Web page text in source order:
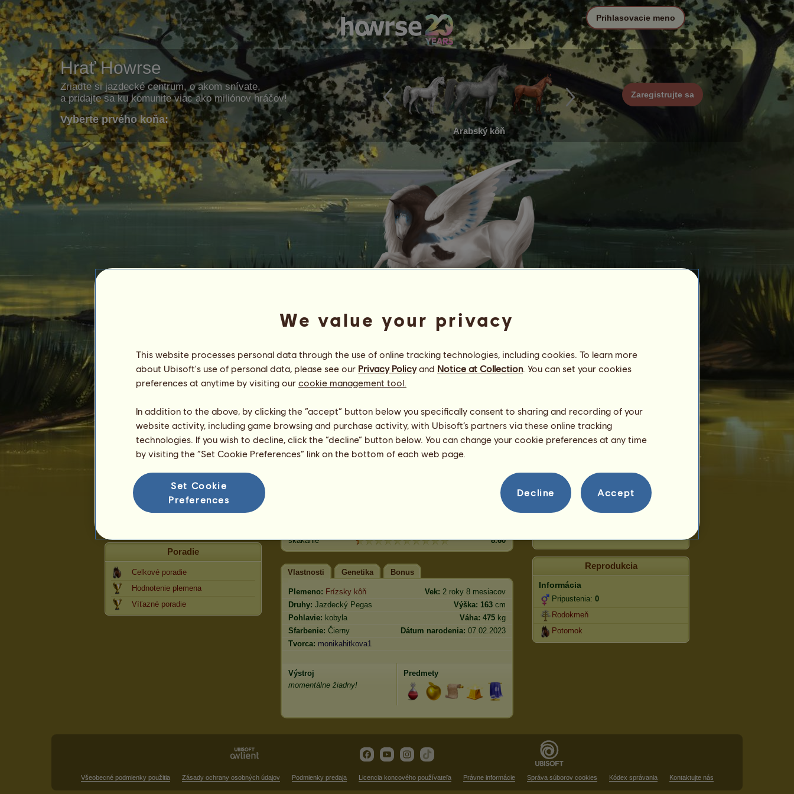
Hrať Howrse
Zriaďte si jazdecké centrum, o akom snívate,
a pridajte sa ku komunite viac ako miliónov hráčov!
Vyberte prvého koňa:
Arabský kôň
Zaregistrujte sa
Prihlasovacie meno
monikahitkova1
Aktívne dni :2143 dní
Celkové poradie : 199.
Rezerva :
4 756 033
Poradie
Celkové poradie
Hodnotenie plemena
Víťazné poradie
» * Monika's Family * «
Energia 94%
Zdravie
100
107.31
815.25
skákanie
8.60
Vlastnosti Genetika Bonus
Plemeno: Frízsky kôň Vek: 2 roky 8 mesiacov
Druhy: Jazdecký Pegas Výška: 163 cm
Pohlavie: kobyla Váha: 475 kg
Sfarbenie: Čierny Dátum narodenia: 07.02.2023
Tvorca: monikahitkova1
Výstroj
momentálne žiadny!
Predmety
Jazdecké centrum
Tréning
výdrž
drezúra
cval
skákanie
Reprodukcia
Informácia
Pripustenia: 0
Rodokmeň
Potomok
Všeobecné podmienky použitia Zásady ochrany osobných údajov Podmienky predaja Licencia koncového používateľa Právne informácie Správa súborov cookies Kódex správania Kontaktujte nás
We value your privacy
This website processes personal data through the use of online tracking technologies, including cookies. To learn more
about Ubisoft's use of personal data, please see our Privacy Policyand Notice at Collection. You can set your cookies
preferences at anytime by visiting our cookie management tool.
In addition to the above, by clicking the “accept” button below you specifically consent to sharing and recording of your
website activity, including game browsing and purchase activity, with Ubisoft’s partners via these online tracking
technologies. If you wish to decline, click the “decline” button below. You can change your cookie preferences at any time
by visiting the “Set Cookie Preferences” link on the bottom of each web page.
Set Cookie
Preferences
Decline Accept